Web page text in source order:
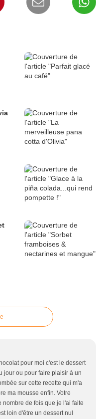
pour moi c'est le dessert
jour ou pour faire plaisir à un
sur cette recette qui m'a
ma mousse enfin. Votre
nombre de fois que je l'ai faite
loin d'être un dessert nul